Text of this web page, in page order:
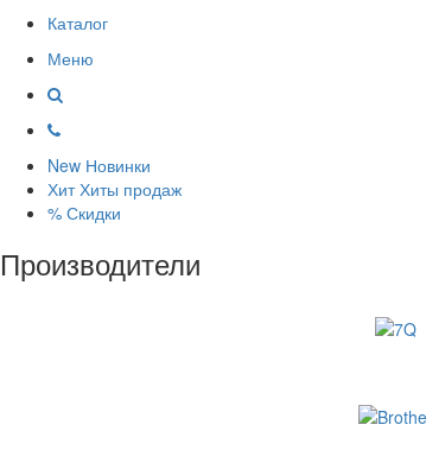
Каталог
Меню
New Новинки
Хит Хиты продаж
% Скидки
Производители